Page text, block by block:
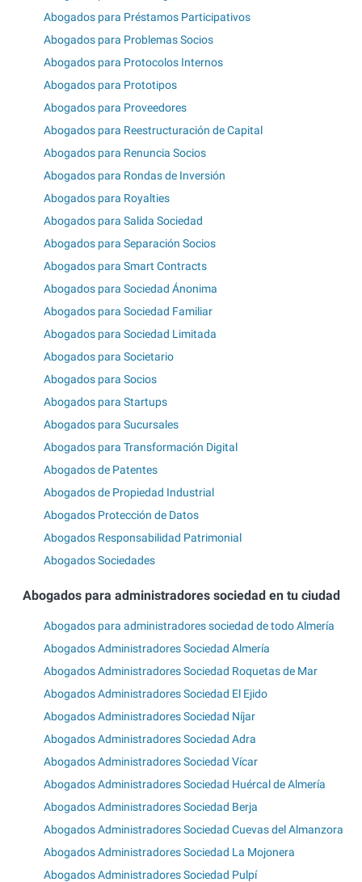
Abogados para Préstamos Participativos
Abogados para Problemas Socios
Abogados para Protocolos Internos
Abogados para Prototipos
Abogados para Proveedores
Abogados para Reestructuración de Capital
Abogados para Renuncia Socios
Abogados para Rondas de Inversión
Abogados para Royalties
Abogados para Salida Sociedad
Abogados para Separación Socios
Abogados para Smart Contracts
Abogados para Sociedad Ánonima
Abogados para Sociedad Familiar
Abogados para Sociedad Limitada
Abogados para Societario
Abogados para Socios
Abogados para Startups
Abogados para Sucursales
Abogados para Transformación Digital
Abogados de Patentes
Abogados de Propiedad Industrial
Abogados Protección de Datos
Abogados Responsabilidad Patrimonial
Abogados Sociedades
Abogados para administradores sociedad en tu ciudad
Abogados para administradores sociedad de todo Almería
Abogados Administradores Sociedad Almería
Abogados Administradores Sociedad Roquetas de Mar
Abogados Administradores Sociedad El Ejido
Abogados Administradores Sociedad Níjar
Abogados Administradores Sociedad Adra
Abogados Administradores Sociedad Vícar
Abogados Administradores Sociedad Huércal de Almería
Abogados Administradores Sociedad Berja
Abogados Administradores Sociedad Cuevas del Almanzora
Abogados Administradores Sociedad La Mojonera
Abogados Administradores Sociedad Pulpí